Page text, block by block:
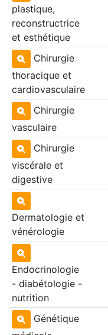
plastique,
reconstructrice
et esthétique
Chirurgie
thoracique et
cardiovasculaire
Chirurgie
vasculaire
Chirurgie
viscérale et
digestive
Dermatologie et
vénérologie
Endocrinologie
- diabétologie -
nutrition
Génétique